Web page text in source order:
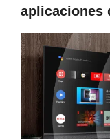
aplicaciones